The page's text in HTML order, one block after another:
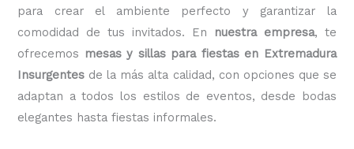
para crear el ambiente perfecto y garantizar la
comodidad de tus invitados. En
nuestra empresa, te
ofrecemos mesas y sillas para fiestas en Extremadura
Insurgentes de la más alta calidad, con opciones que se
adaptan a todos los estilos de eventos, desde bodas
elegantes hasta fiestas informales.